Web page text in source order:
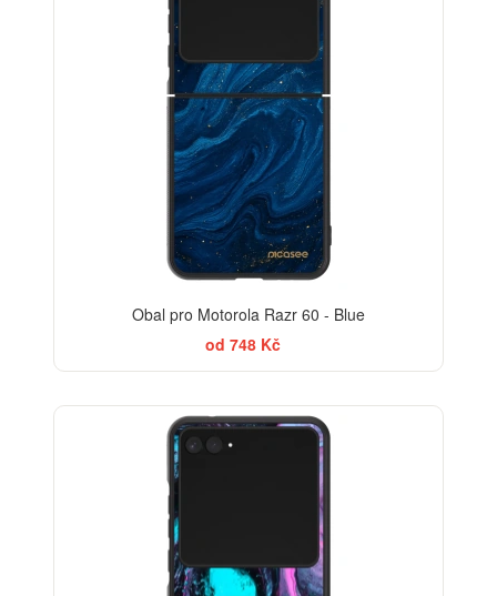
Obal pro Motorola Razr 60 - Blue
od 748 Kč